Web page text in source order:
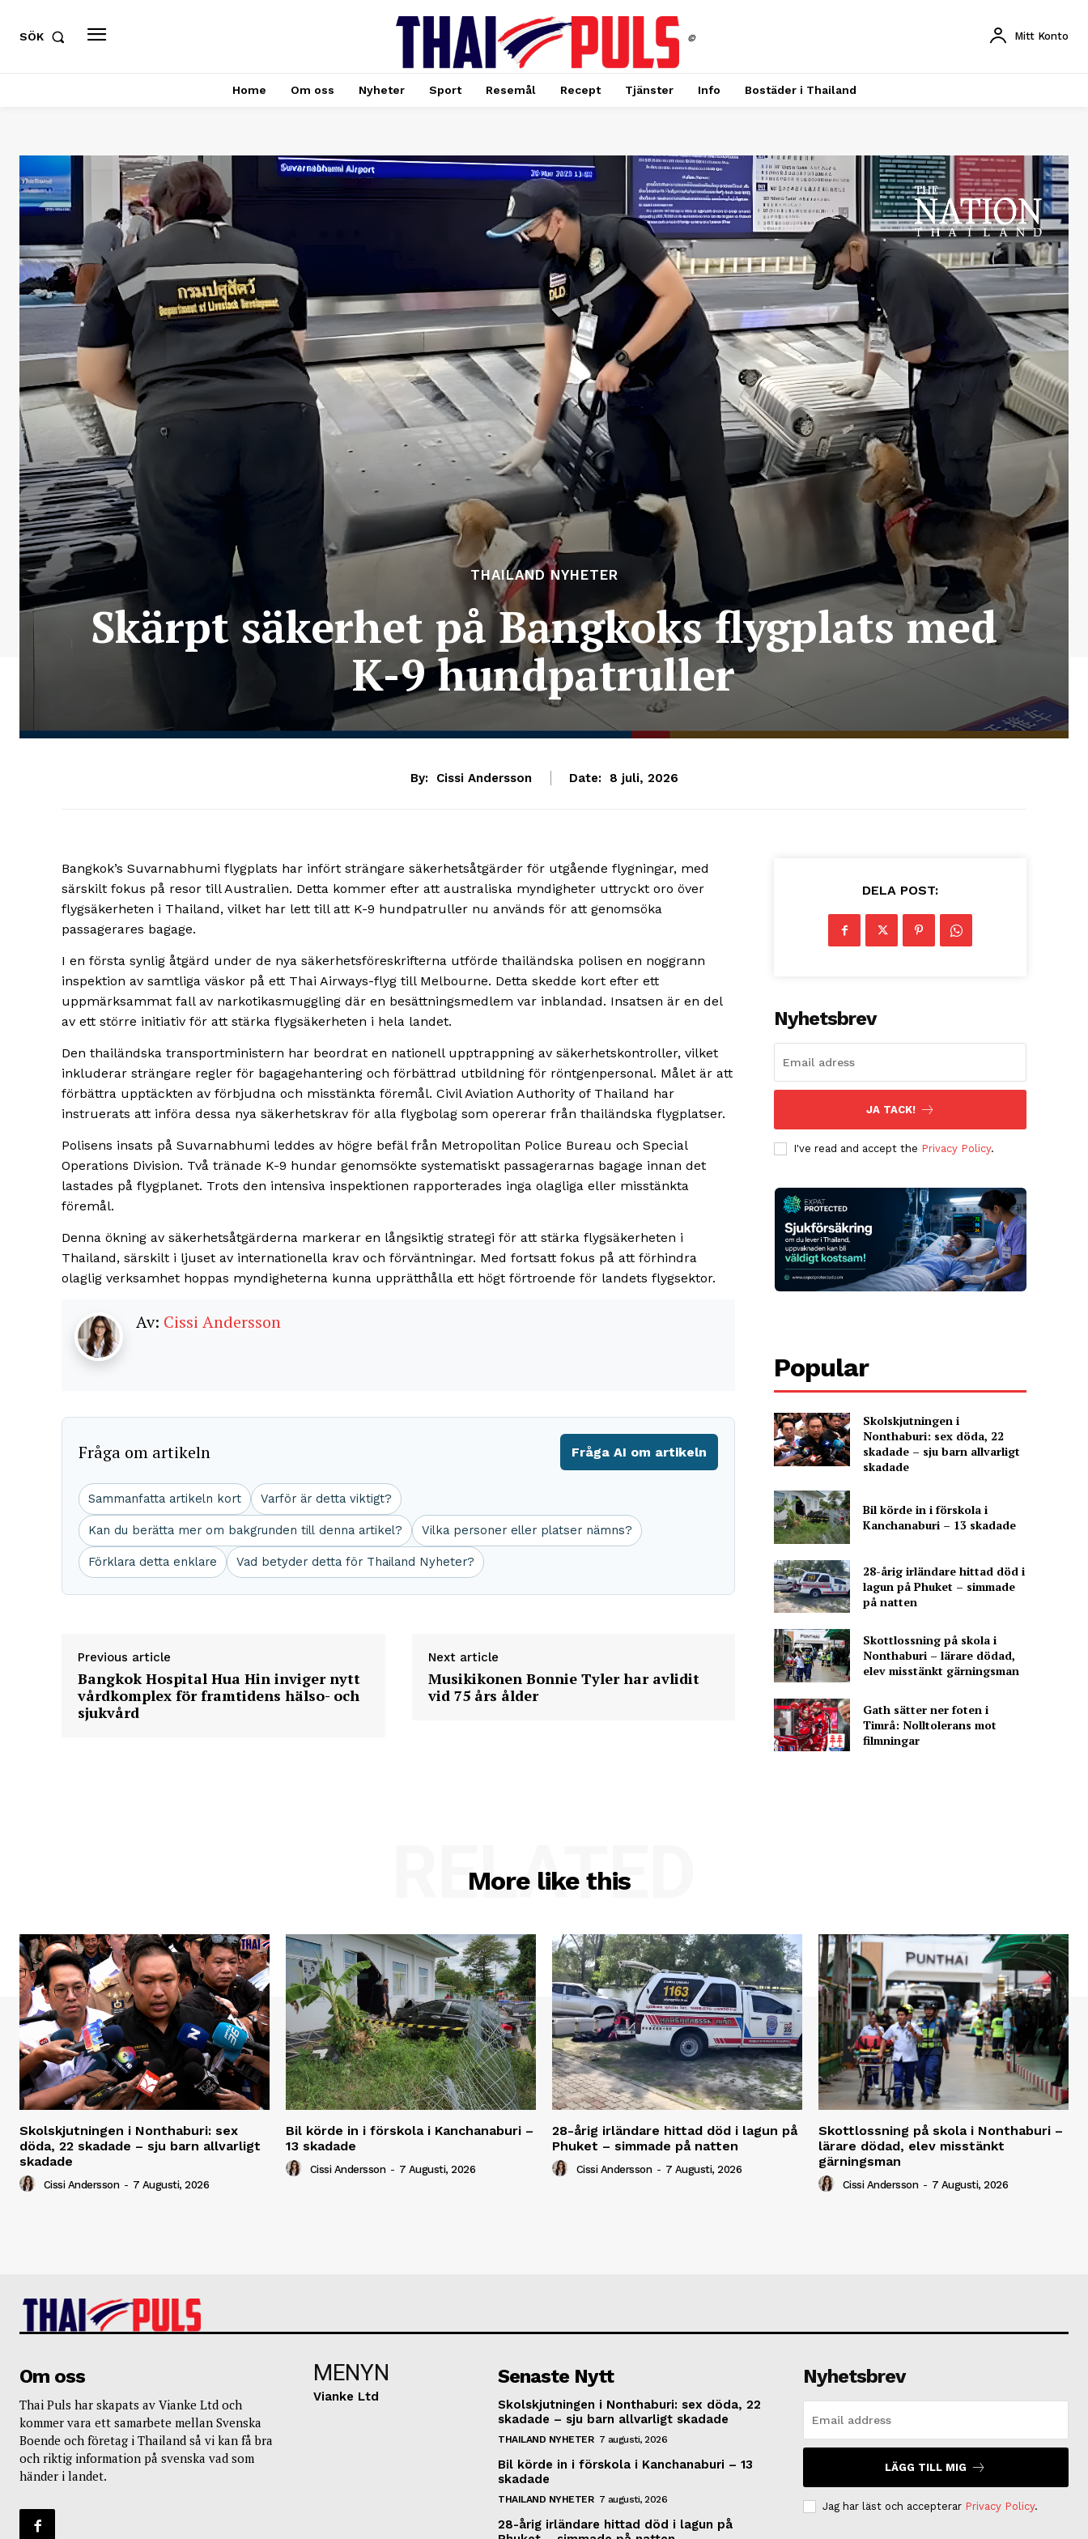
SÖK © Mitt Konto
Home Om oss Nyheter Sport Resemål Recept Tjänster Info Bostäder i Thailand
THAILAND NYHETER
Skärpt säkerhet på Bangkoks flygplats med
K-9 hundpatruller
By: Cissi Andersson Date: 8 juli, 2026
Bangkok’s Suvarnabhumi flygplats har infört strängare säkerhetsåtgärder för utgående flygningar, med
särskilt fokus på resor till Australien. Detta kommer efter att australiska myndigheter uttryckt oro över
flygsäkerheten i Thailand, vilket har lett till att K-9 hundpatruller nu används för att genomsöka
passagerares bagage.
I en första synlig åtgärd under de nya säkerhetsföreskrifterna utförde thailändska polisen en noggrann
inspektion av samtliga väskor på ett Thai Airways-flyg till Melbourne. Detta skedde kort efter ett
uppmärksammat fall av narkotikasmuggling där en besättningsmedlem var inblandad. Insatsen är en del
av ett större initiativ för att stärka flygsäkerheten i hela landet.
Den thailändska transportministern har beordrat en nationell upptrappning av säkerhetskontroller, vilket
inkluderar strängare regler för bagagehantering och förbättrad utbildning för röntgenpersonal. Målet är att
förbättra upptäckten av förbjudna och misstänkta föremål. Civil Aviation Authority of Thailand har
instruerats att införa dessa nya säkerhetskrav för alla flygbolag som opererar från thailändska flygplatser.
Polisens insats på Suvarnabhumi leddes av högre befäl från Metropolitan Police Bureau och Special
Operations Division. Två tränade K-9 hundar genomsökte systematiskt passagerarnas bagage innan det
lastades på flygplanet. Trots den intensiva inspektionen rapporterades inga olagliga eller misstänkta
föremål.
Denna ökning av säkerhetsåtgärderna markerar en långsiktig strategi för att stärka flygsäkerheten i
Thailand, särskilt i ljuset av internationella krav och förväntningar. Med fortsatt fokus på att förhindra
olaglig verksamhet hoppas myndigheterna kunna upprätthålla ett högt förtroende för landets flygsektor.
Av: Cissi Andersson
Fråga om artikeln Fråga AI om artikeln
Sammanfatta artikeln kort Varför är detta viktigt?
Kan du berätta mer om bakgrunden till denna artikel? Vilka personer eller platser nämns?
Förklara detta enklare Vad betyder detta för Thailand Nyheter?
Previous article
Bangkok Hospital Hua Hin inviger nytt
vårdkomplex för framtidens hälso- och
sjukvård
Next article
Musikikonen Bonnie Tyler har avlidit
vid 75 års ålder
DELA POST:
Nyhetsbrev
JA TACK!
I've read and accept the Privacy Policy.
Popular
Skolskjutningen i
Nonthaburi: sex döda, 22
skadade – sju barn allvarligt
skadade
Bil körde in i förskola i
Kanchanaburi – 13 skadade
28-årig irländare hittad död i
lagun på Phuket – simmade
på natten
Skottlossning på skola i
Nonthaburi – lärare dödad,
elev misstänkt gärningsman
Gath sätter ner foten i
Timrå: Nolltolerans mot
filmningar
More like this
RELATED
Skolskjutningen i Nonthaburi: sex
döda, 22 skadade – sju barn allvarligt
skadade
Cissi Andersson - 7 Augusti, 2026
Bil körde in i förskola i Kanchanaburi –
13 skadade
Cissi Andersson - 7 Augusti, 2026
28-årig irländare hittad död i lagun på
Phuket – simmade på natten
Cissi Andersson - 7 Augusti, 2026
Skottlossning på skola i Nonthaburi –
lärare dödad, elev misstänkt
gärningsman
Cissi Andersson - 7 Augusti, 2026
Om oss
Thai Puls har skapats av Vianke Ltd och
kommer vara ett samarbete mellan Svenska
Boende och företag i Thailand så vi kan få bra
och riktig information på svenska vad som
händer i landet.
MENYN
Vianke Ltd
Senaste Nytt
Skolskjutningen i Nonthaburi: sex döda, 22
skadade – sju barn allvarligt skadade
THAILAND NYHETER 7 augusti, 2026
Bil körde in i förskola i Kanchanaburi – 13
skadade
THAILAND NYHETER 7 augusti, 2026
28-årig irländare hittad död i lagun på
Nyhetsbrev
LÄGG TILL MIG
Jag har läst och accepterar Privacy Policy.